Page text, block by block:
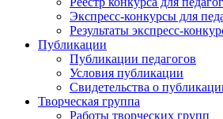
Экспресс-конкурсы для
Результаты экспресс-
Публикации
Публикации педагогов
Условия публикации
Свидетельства о
Творческая группа
Работы творческих групп